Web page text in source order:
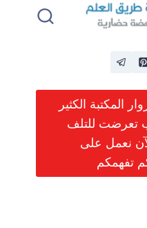
المكتبة الكثير
تعرضت للتلف
نعمل على
تفهمكم